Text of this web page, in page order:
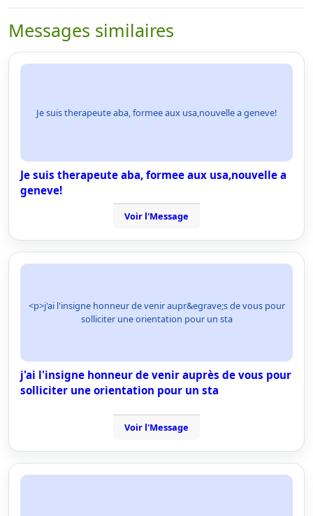
Messages similaires
Je suis therapeute aba, formee aux usa,nouvelle a geneve!
Je suis therapeute aba, formee aux usa,nouvelle a
geneve!
Voir l'Message
<p>j'ai l'insigne honneur de venir aupr&egrave;s de vous pour
solliciter une orientation pour un sta
j'ai l'insigne honneur de venir auprès de vous pour
solliciter une orientation pour un sta
Voir l'Message